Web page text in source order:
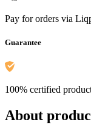
Pay for orders via
Guarantee
100% certified
About